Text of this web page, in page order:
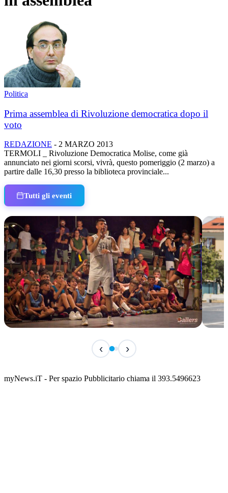
Politica
Prima assemblea di Rivoluzione democratica dopo il
voto
REDAZIONE - 2 MARZO 2013
TERMOLI _ Rivoluzione Democratica Molise, come già
annunciato nei giorni scorsi, vivrà, questo pomeriggio (2 marzo) a
partire dalle 16,30 presso la biblioteca provinciale...
Tutti gli eventi
Classic Contest 3vs3 Memorial Michele
📅 6 Agosto 2026 · 09:00 · 📍 Lungomare C. Colombo
‹ ›
myNews.iT - Per spazio Pubblicitario chiama il 393.5496623